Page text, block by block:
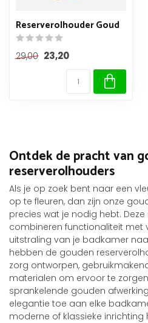
Reserverolhouder Goud
29,00 23,20
Ontdek de pracht van
reserverolhouders
Als je op zoek bent naar een
op te fleuren, dan zijn onze
precies wat je nodig hebt.
combineren functionaliteit met
uitstraling van je badkamer
hebben de gouden
zorg ontworpen,
materialen om ervoor te
sprankelende gouden
elegantie toe aan elke
moderne of klassieke inrichting